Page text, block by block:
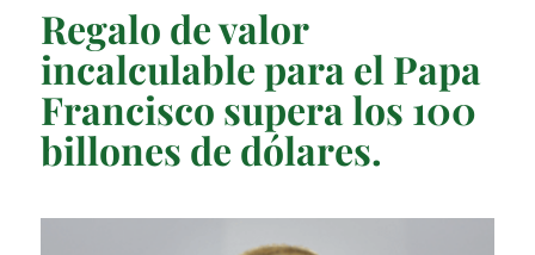
Regalo de valor
incalculable para el Papa
Francisco supera los 100
billones de dólares.